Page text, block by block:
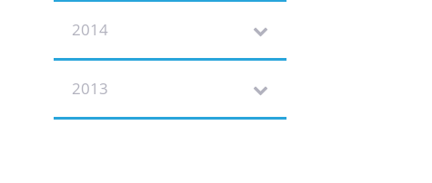
2014
2013